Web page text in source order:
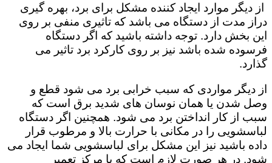
از دیگر موارد ایجاد کننده مشکل برای برد، بهره گیری
دراز مدت از دستگاه می باشد که تاثیری منفی بر روی
این بخش دارد. توجه داشته باشید که اگر دستگاه
فرسوده شده باشد نیز بر روی کارکرد برد تاثیر می
گذارد.
از دیگر مواردی که سبب خرابی برد می شود قطع و
وصل شدن یا همان نوسان های شدید برق است که
سبب از کار انداختن برد می شود. همچنین اگر دستگاه
لباسشویی را در مکانی با حرارت بالا و مرطوب قرار
داده باشید نیز این مشکل برای لباسشویی شما ایجاد می
شود. در هر صورت لازم است که با مرکز تعمیر